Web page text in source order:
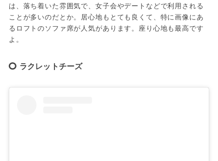
は、落ち着いた雰囲気で、女子会やデートなどで利用される
ことが多いのだとか。居心地もとても良くて、特に画像にあ
るロフトのソファ席が人気があります。座り心地も最高です
よ。
ラクレットチーズ